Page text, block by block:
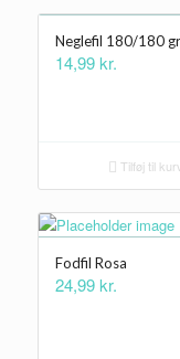
Neglefil 180/180
14,99kr.
Tilføj til
Fodfil Rosa
24,99kr.